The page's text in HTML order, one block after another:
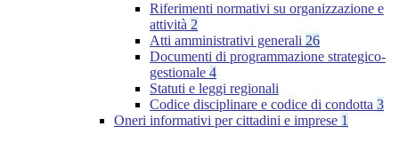
Riferimenti normativi su organizzazione e
attività 2
Atti amministrativi generali 26
Documenti di programmazione strategico-
gestionale 4
Statuti e leggi regionali
Codice disciplinare e codice di condotta 3
Oneri informativi per cittadini e imprese 1